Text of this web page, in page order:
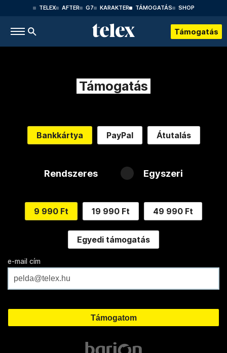
TELEX AFTER G7 KARAKTER TÁMOGATÁS SHOP
Támogatás
Támogatás
Bankkártya PayPal Átutalás
Rendszeres Egyszeri
9 990 Ft 19 990 Ft 49 990 Ft
Egyedi támogatás
e-mail cím